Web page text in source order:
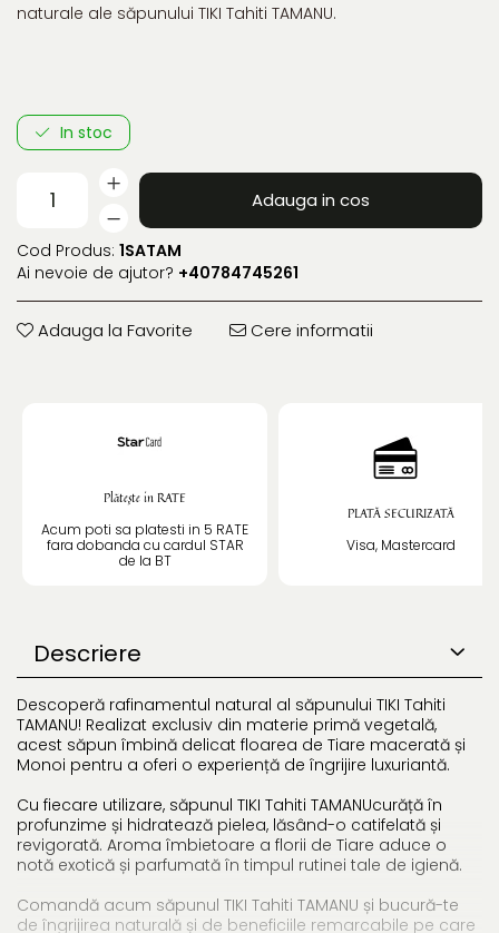
naturale ale săpunului TIKI Tahiti TAMANU.
In stoc
Adauga in cos
Cod Produs: 1SATAM
Ai nevoie de ajutor? +40784745261
Adauga la Favorite Cere informatii
Plătește in RATE
Acum poti sa platesti in 5 RATE
fara dobanda cu cardul STAR
de la BT
PLATĂ SECURIZATĂ
Visa, Mastercard
Descriere
Descoperă rafinamentul natural al săpunului TIKI Tahiti
TAMANU! Realizat exclusiv din materie primă vegetală,
acest săpun îmbină delicat floarea de Tiare macerată și
Monoi pentru a oferi o experiență de îngrijire luxuriantă.
Cu fiecare utilizare, săpunul TIKI Tahiti TAMANUcurăță în
profunzime și hidratează pielea, lăsând-o catifelată și
revigorată. Aroma îmbietoare a florii de Tiare aduce o
notă exotică și parfumată în timpul rutinei tale de igienă.
Comandă acum săpunul TIKI Tahiti TAMANU și bucură-te
de îngrijirea naturală și de beneficiile remarcabile pe care